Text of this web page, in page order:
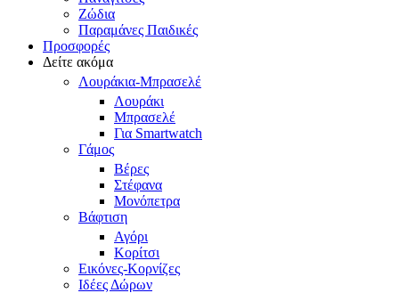
Ζώδια
Παραμάνες Παιδικές
Προσφορές
Δείτε ακόμα
Λουράκια-Μπρασελέ
Λουράκι
Μπρασελέ
Για Smartwatch
Γάμος
Βέρες
Στέφανα
Μονόπετρα
Βάφτιση
Αγόρι
Κορίτσι
Εικόνες-Κορνίζες
Ιδέες Δώρων